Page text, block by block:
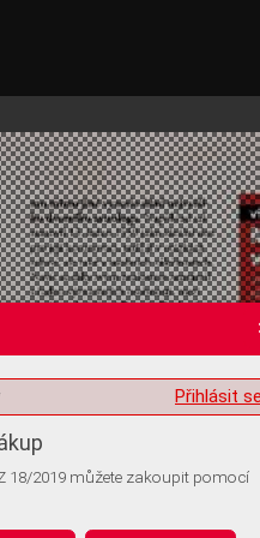
informací
Přihlásit
18/2019 můžete zakoupit pomocí